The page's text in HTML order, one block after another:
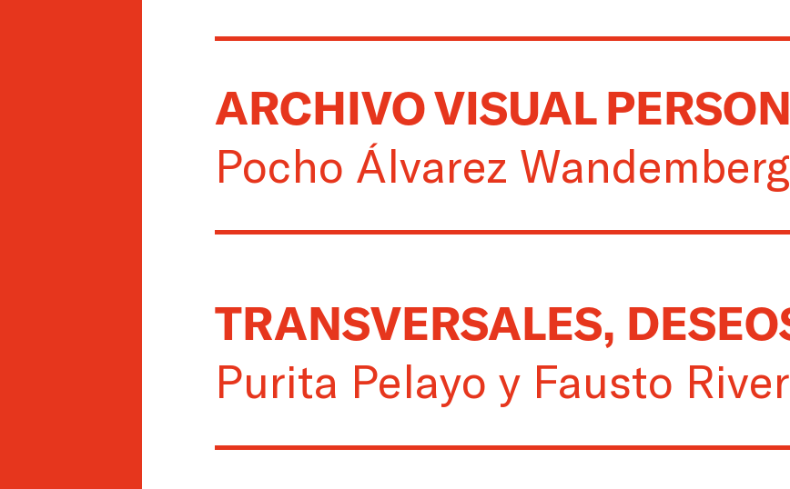
ARCHIVO VISUAL
Pocho Álvarez Wandemberg
TRANSVERSALES,
Purita Pelayo y Fausto